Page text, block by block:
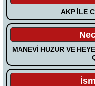
AKP İLE
MANEVİ HUZUR VE